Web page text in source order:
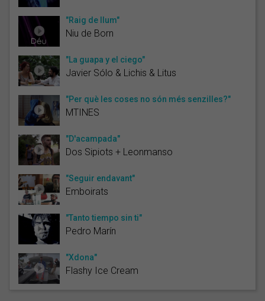
"Raig de llum"
Niu de Born
"La guapa y el ciego"
Javier Sólo & Lichis & Litus
"Per què les coses no són més senzilles?"
MTINES
"D'acampada"
Dos Sipiots + Leonmanso
"Seguir endavant"
Emboirats
"Tanto tiempo sin ti"
Pedro Marín
"Xdona"
Flashy Ice Cream